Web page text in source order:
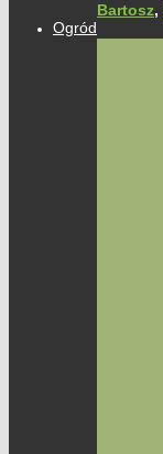
Bartosz,
Ogród